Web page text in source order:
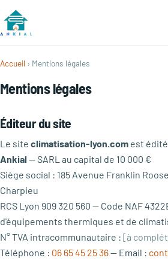
Accueil › Mentions légales
Mentions légales
Éditeur du site
Le site climatisation-lyon.com est
Ankial — SARL au capital de 10 000 €
Siège social : 185 Avenue Franklin
Charpieu
RCS Lyon 909 320 560 — Code NAF
d'équipements thermiques et de
N° TVA intracommunautaire : [à
Téléphone : 06 65 45 25 36— Email :